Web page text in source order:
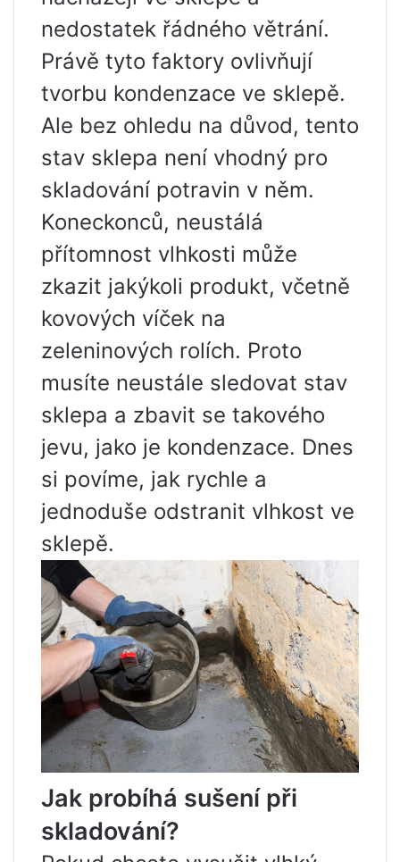
nedostatek řádného větrání.
Právě tyto faktory ovlivňují
tvorbu kondenzace ve sklepě.
Ale bez ohledu na důvod, tento
stav sklepa není vhodný pro
skladování potravin v něm.
Koneckonců, neustálá
přítomnost vlhkosti může
zkazit jakýkoli produkt, včetně
kovových víček na
zeleninových rolích. Proto
musíte neustále sledovat stav
sklepa a zbavit se takového
jevu, jako je kondenzace. Dnes
si povíme, jak rychle a
jednoduše odstranit vlhkost ve
sklepě.
Jak probíhá sušení při
skladování?